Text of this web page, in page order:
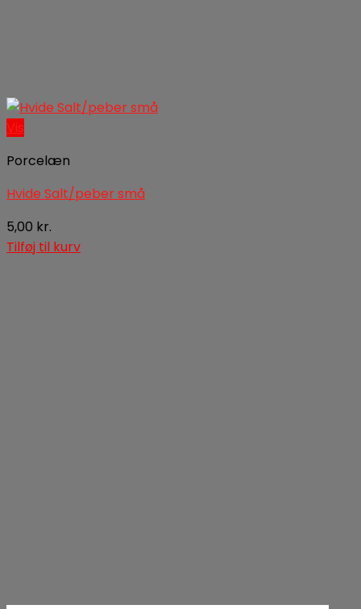
Porcelæn
Hvide Salt/peber små
5,00 kr.
Tilføj til kurv